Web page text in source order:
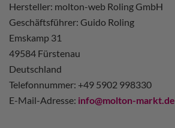
Hersteller: molton-web Roling GmbH
Geschäftsführer: Guido Roling
Emskamp 31
49584 Fürstenau
Deutschland
Telefonnummer: +49 5902 998330
E-Mail-Adresse: info@molton-markt.de